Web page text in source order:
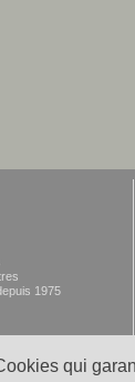
qui
1975